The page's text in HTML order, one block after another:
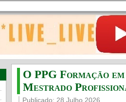
O PPG Formação
Mestrado
Publicado: 28 Julho 2026